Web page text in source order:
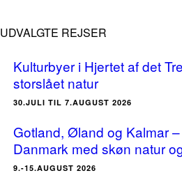
UDVALGTE REJSER
Kulturbyer i Hjertet af det
storslået natur
30.JULI TIL 7.AUGUST 2026
Gotland, Øland og Kalmar
Danmark med skøn natur
9.-15.AUGUST 2026